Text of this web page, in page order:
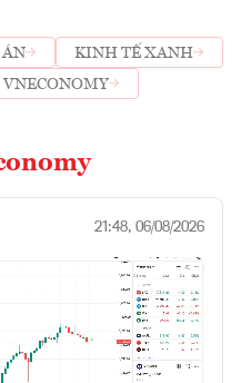
KINH TẾ XANH
VNECONOMY
21:48, 06/08/2026